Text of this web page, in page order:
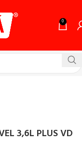
0
3,6L PLUS VD